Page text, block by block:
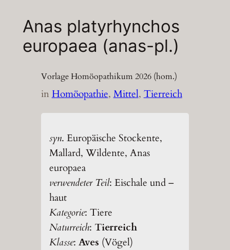
Anas platyrhynchos
europaea (anas-pl.)
Vorlage Homöopathikum 2026 (hom.)
inHomöopathie, Mittel, Tierreich
syn. Europäische Stockente,
Mallard, Wildente, Anas
europaea
verwendeter Teil: Eischale und –
haut
Kategorie: Tiere
Naturreich: Tierreich
Klasse: Aves (Vögel)